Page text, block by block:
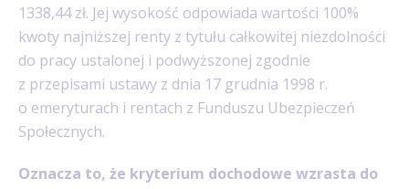
1338,44 zł. Jej wysokość odpowiada wartości 100%
kwoty najniższej renty z tytułu całkowitej niezdolności
do pracy ustalonej i podwyższonej zgodnie
z przepisami ustawy z dnia 17 grudnia 1998 r.
o emeryturach i rentach z Funduszu Ubezpieczeń
Społecznych.
Oznacza to, że kryterium dochodowe wzrasta do